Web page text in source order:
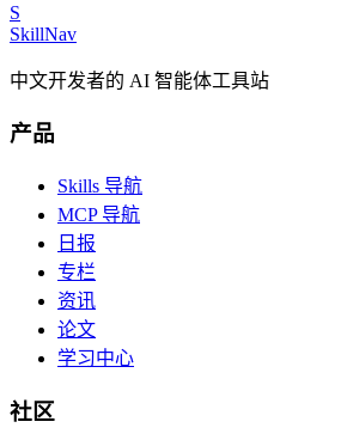
S
SkillNav
中文开发者的 AI 智能体工具站
产品
Skills 导航
MCP 导航
日报
专栏
资讯
论文
学习中心
社区